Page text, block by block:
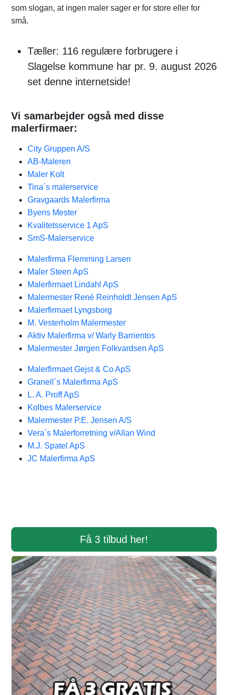
som slogan, at ingen maler sager er for store eller for
små.
Tæller: 116 regulære forbrugere i
Slagelse kommune har pr. 9. august 2026
set denne internetside!
Vi samarbejder også med disse
malerfirmaer:
City Gruppen A/S
AB-Maleren
Maler Kolt
Tina´s malerservice
Gravgaards Malerfirma
Byens Mester
Kvalitetsservice 1 ApS
SmS-Malerservice
Malerfirma Flemming Larsen
Maler Steen ApS
Malerfirmaet Lindahl ApS
Malermester René Reinholdt Jensen ApS
Malerfirmaet Lyngsborg
M. Vesterholm Malermester
Aktiv Malerfirma v/ Warly Barrientos
Malermester Jørgen Folkvardsen ApS
Malerfirmaet Gejst & Co ApS
Granell´s Malerfirma ApS
L. A. Proff ApS
Kolbes Malerservice
Malermester P.E. Jensen A/S
Vera´s Malerforretning v/Allan Wind
M.J. Spatel ApS
JC Malerfirma ApS
Få 3 tilbud her!